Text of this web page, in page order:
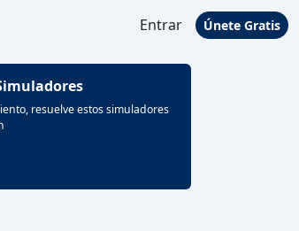
Entrar Únete Gratis
resuelve estos simuladores